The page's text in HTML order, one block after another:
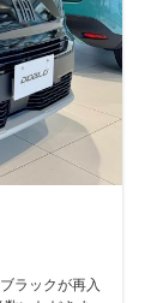
ラックが再入